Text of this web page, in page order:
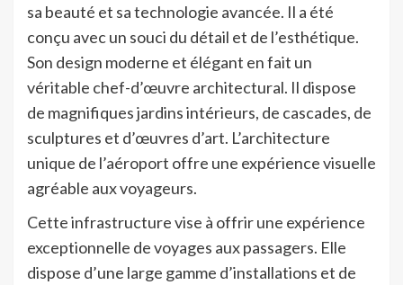
sa beauté et sa technologie avancée. Il a été
conçu avec un souci du détail et de l’esthétique.
Son design moderne et élégant en fait un
véritable chef-d’œuvre architectural. Il dispose
de magnifiques jardins intérieurs, de cascades, de
sculptures et d’œuvres d’art. L’architecture
unique de l’aéroport offre une expérience visuelle
agréable aux voyageurs.
Cette infrastructure vise à offrir une expérience
exceptionnelle de voyages aux passagers. Elle
dispose d’une large gamme d’installations et de